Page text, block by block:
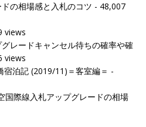
の相場感と入札のコツ - 48,007
views
レードキャンセル待ちの確率や確
views
泊記 (2019/11)＝客室編＝ -
際線入札アップグレードの相場